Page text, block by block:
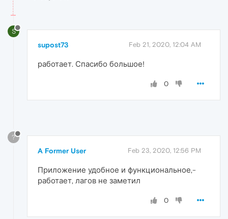
S
supost73 Feb 21, 2020, 12:04 AM
работает. Спасибо большое!
0
?
A Former User Feb 23, 2020, 12:56 PM
Приложение удобное и функциональное,-
работает, лагов не заметил
0